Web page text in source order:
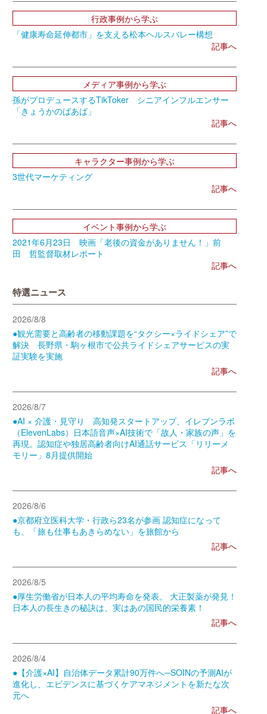
行政事例から学ぶ
「健康寿命延伸都市」を支える松本ヘルスバレー構想
記事へ
メディア事例から学ぶ
孫がプロデュースするTikToker シニアインフルエンサー
「きょうかのばあば」
記事へ
キャラクター事例から学ぶ
3世代マーケティング
記事へ
イベント事例から学ぶ
2021年6月23日 映画「老後の資金がありません！」前
田 哲監督取材レポート
記事へ
特選ニュース
2026/8/8
●観光需要と高齢者の移動課題を“タクシー×ライドシェア”で
解決 長野県・駒ヶ根市で公共ライドシェアサービスの実
証実験を実施
記事へ
2026/8/7
●AI × 介護・見守り 高知発スタートアップ、イレブンラボ
（ElevenLabs）日本語音声×AI技術で「故人・家族の声」を
再現。認知症や独居高齢者向けAI通話サービス「リリーメ
モリー」8月提供開始
記事へ
2026/8/6
●京都府立医科大学・行政ら23名が参画 認知症になって
も、「旅も仕事もあきらめない」を旅館から
記事へ
2026/8/5
●厚生労働省が日本人の平均寿命を発表。 大正製薬が発見！
日本人の長生きの秘訣は、実はあの国民的栄養素！
記事へ
2026/8/4
●【介護×AI】自治体データ累計90万件へ─SOINの予測AIが
進化し、エビデンスに基づくケアマネジメントを新たな次
元へ
記事へ